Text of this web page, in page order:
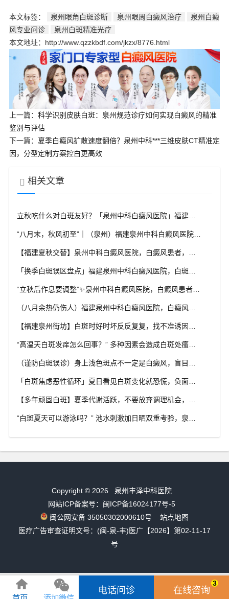
在线咨询
3
电话问诊
本文标签： 泉州眼角白斑诊断 泉州眼周白癜风治疗
泉州白癜
风专业问诊
泉州白斑精准光疗
本文地址：http://www.qzzkbdf.com/jkzx/8776.html
上一篇： 科学识别皮肤白斑：泉州规范诊疗如何实现白癜风的精准
鉴别与评估
下一篇： 夏季白癜风扩散速度翻倍？泉州中科***三维皮肤CT精准定
因，分型定制方案控白更高效
相关文章
立秋吃什么对白斑友好？「泉州中科白癜风医院」福建白癜风患者饮食不要盲目忌口
“八月末，秋风初至”｜（泉州）福建泉州中科白癜风医院，聊聊白癜风换季防护关键点
【福建夏秋交替】泉州中科白癜风医院，白癜风患者，入秋之后洗澡习惯也要多注意
「换季白斑误区盘点」福建泉州中科白癜风医院，白斑消长多变，科学对待才是正道
“立秋后作息要调整”✨泉州中科白癜风医院，白癜风患者，不良作息会影响皮肤状态
（八月余热仍伤人）福建泉州中科白癜风医院，白癜风外出，依旧要做好硬防晒措施
【福建泉州街坊】白斑时好时坏反反复复，找不准诱因，泉州中科白癜风医院帮梳理夏季白斑波动各类诱因
“高温天白斑发痒怎么回事？” 多种因素会造成白斑处瘙痒，泉州中科白癜风医院讲解白斑发痒的处理方式
（谨防白斑误诊）身上浅色斑点不一定是白癜风，盲目用药危害皮肤，泉州中科白癜风医院建议先明确白斑类型
「白斑焦虑恶性循环」夏日看见白斑变化就恐慌，负面情绪反加重病情，泉州中科白癜风医院呼吁放平心态应对
【多年顽固白斑】夏季代谢活跃，不要放弃调理机会，泉州中科白癜风医院建议结合自身情况定制改善思路
“白斑夏天可以游泳吗？” 池水刺激加日晒双重考验，泉州中科白癜风医院告知白癜风人群游泳防护要点
Copyright © 2026 泉州丰泽中科医院
网站ICP备案号：闽ICP备16024177号-5
闽公网安备 35050302000610号
站点地图
医疗广告审查证明文号：(闽-泉-丰)医广【2026】第02-11-17
号